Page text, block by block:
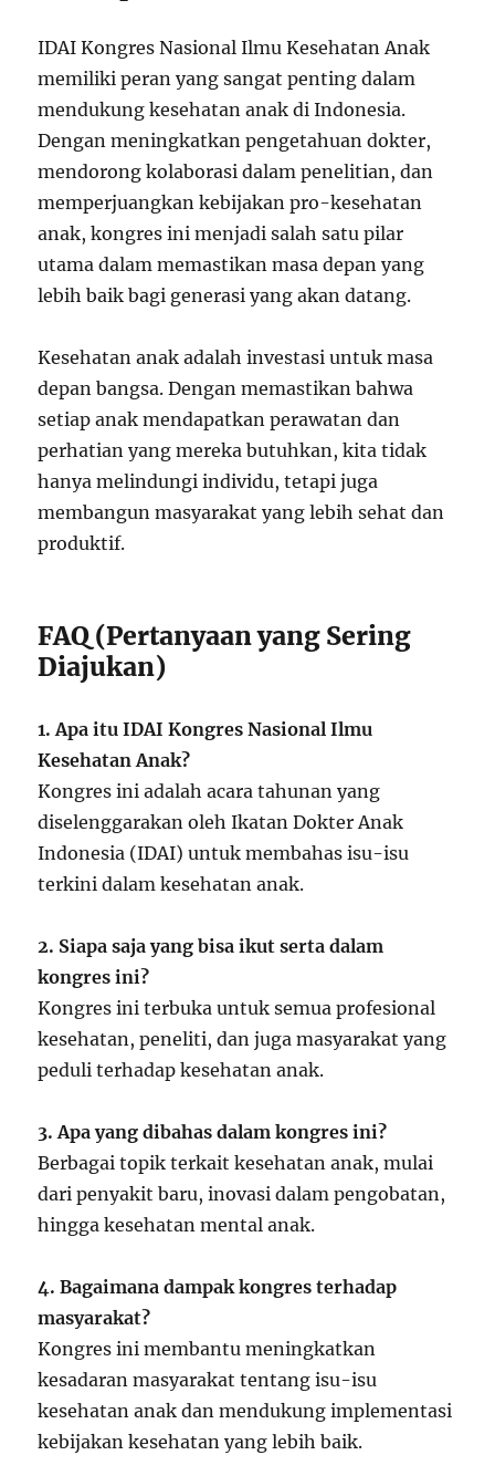
IDAI Kongres Nasional Ilmu Kesehatan Anak
memiliki peran yang sangat penting dalam
mendukung kesehatan anak di Indonesia.
Dengan meningkatkan pengetahuan dokter,
mendorong kolaborasi dalam penelitian, dan
memperjuangkan kebijakan pro-kesehatan
anak, kongres ini menjadi salah satu pilar
utama dalam memastikan masa depan yang
lebih baik bagi generasi yang akan datang.
Kesehatan anak adalah investasi untuk masa
depan bangsa. Dengan memastikan bahwa
setiap anak mendapatkan perawatan dan
perhatian yang mereka butuhkan, kita tidak
hanya melindungi individu, tetapi juga
membangun masyarakat yang lebih sehat dan
produktif.
FAQ (Pertanyaan yang Sering
Diajukan)
1. Apa itu IDAI Kongres Nasional Ilmu
Kesehatan Anak?
Kongres ini adalah acara tahunan yang
diselenggarakan oleh Ikatan Dokter Anak
Indonesia (IDAI) untuk membahas isu-isu
terkini dalam kesehatan anak.
2. Siapa saja yang bisa ikut serta dalam
kongres ini?
Kongres ini terbuka untuk semua profesional
kesehatan, peneliti, dan juga masyarakat yang
peduli terhadap kesehatan anak.
3. Apa yang dibahas dalam kongres ini?
Berbagai topik terkait kesehatan anak, mulai
dari penyakit baru, inovasi dalam pengobatan,
hingga kesehatan mental anak.
4. Bagaimana dampak kongres terhadap
masyarakat?
Kongres ini membantu meningkatkan
kesadaran masyarakat tentang isu-isu
kesehatan anak dan mendukung implementasi
kebijakan kesehatan yang lebih baik.